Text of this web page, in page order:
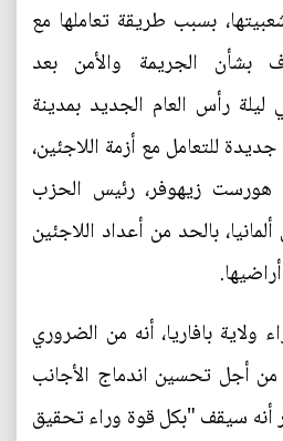
بسبب طريقة تعاملها مع
بشأن الجريمة والأمن بعد
رأس العام الجديد بمدينة
للتعامل مع أزمة اللاجئين،
زيهوفر، رئيس الحزب
بالحد من أعداد اللاجئين
ولاية بافاريا، أنه من الضروري
أجل تحسين اندماج الأجانب
أنه سيقف "بكل قوة وراء تحقيق